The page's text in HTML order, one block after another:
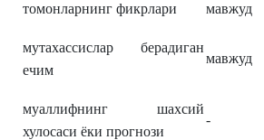
томонларнинг фикрлари мавжуд
мутахассислар берадиган
ечим
мавжуд
муаллифнинг шахсий
хулосаси ёки прогнози
-